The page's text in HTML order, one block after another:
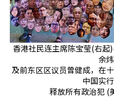
香港社民连主席陈宝莹(右
余
及前东区区议员曾健成，在
中国实行
释放所有政治犯 (